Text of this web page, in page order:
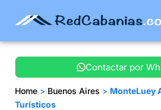
Contactar por
Home > Buenos Aires > MonteLuey
Turísticos